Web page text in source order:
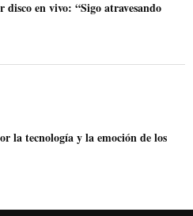
disco en vivo: “Sigo atravesando
la tecnología y la emoción de los